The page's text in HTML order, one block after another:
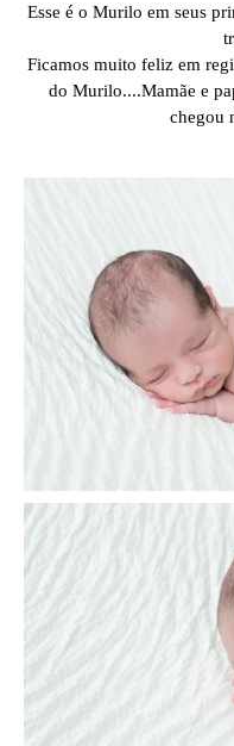
Esse é o Murilo em seus
Ficamos muito feliz em
do Murilo....Mamãe e
chegou